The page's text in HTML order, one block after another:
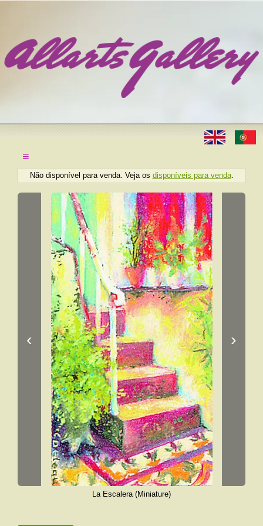
≡
Não disponível para venda. Veja os disponíveis para venda.
‹ ›
La Escalera (Miniature)